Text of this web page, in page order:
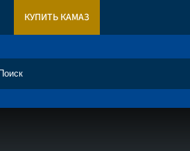
КУПИТЬ КАМАЗ